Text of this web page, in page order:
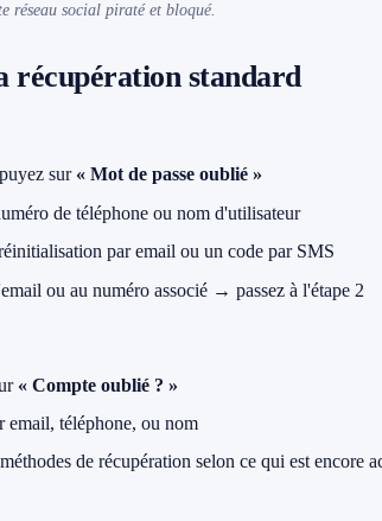
réseau social piraté et bloqué.
récupération standard
sur « Mot de passe oublié »
de téléphone ou nom d'utilisateur
par email ou un code par SMS
ou au numéro associé → passez à l'étape 2
« Compte oublié ? »
email, téléphone, ou nom
de récupération selon ce qui est encore